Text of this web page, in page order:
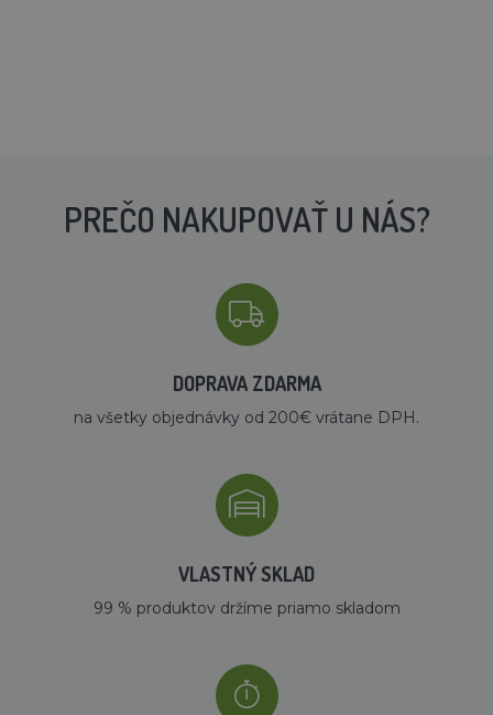
PREČO NAKUPOVAŤ U NÁS?
DOPRAVA ZDARMA
na všetky objednávky od 200€ vrátane DPH.
VLASTNÝ SKLAD
99 % produktov držíme priamo skladom